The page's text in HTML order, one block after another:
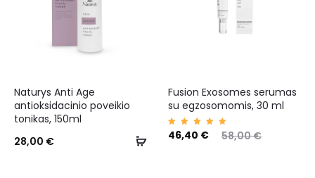
Naturys Anti Age
antioksidacinio poveikio
tonikas, 150ml
28,00 €
Fusion Exosomes serumas
su egzosomomis, 30 ml
Įvertin
imas:
58,00€
46,40 €